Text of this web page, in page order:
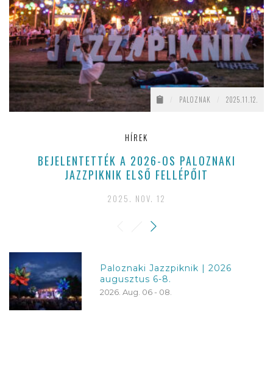
PALOZNAK 2025.11.12.
HÍREK
BEJELENTETTÉK A 2026-OS PALOZNAKI
JAZZPIKNIK ELSŐ FELLÉPŐIT
2025. NOV. 12
Paloznaki Jazzpiknik | 2026
augusztus 6-8.
2026. Aug. 06 - 08.